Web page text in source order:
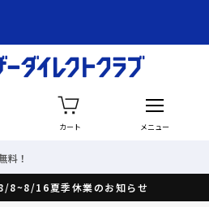
カート メニュー
8~8/16夏季休業のお知らせ